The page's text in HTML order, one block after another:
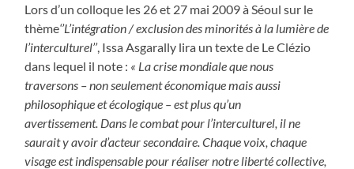
Lors d’un colloque les 26 et 27 mai 2009 à Séoul sur le
thème‘’L’intégration / exclusion des minorités à la lumière de
l’interculturel’’, Issa Asgarally lira un texte de Le Clézio
dans lequel il note : « La crise mondiale que nous
traversons – non seulement économique mais aussi
philosophique et écologique – est plus qu’un
avertissement. Dans le combat pour l’interculturel, il ne
saurait y avoir d’acteur secondaire. Chaque voix, chaque
visage est indispensable pour réaliser notre liberté collective,